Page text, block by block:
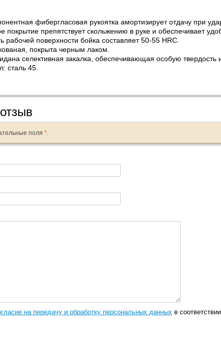
фибергласовая рукоятка амортизирует отдачу при
покрытие препятствует скольжению в руке и обеспечивает
рабочей поверхности бойка составляет 50-55 HRC.
покрыта черным лаком.
селективная закалка, обеспечивающая особую твердость
сталь 45.
поля *.
на передачу и обработку персональных данных в